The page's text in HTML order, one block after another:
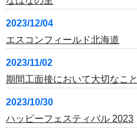
2023/12/04
エスコンフィールド北海道
2023/11/02
期間工面接において大切なこと
2023/10/30
ハッピーフェスティバル 2023